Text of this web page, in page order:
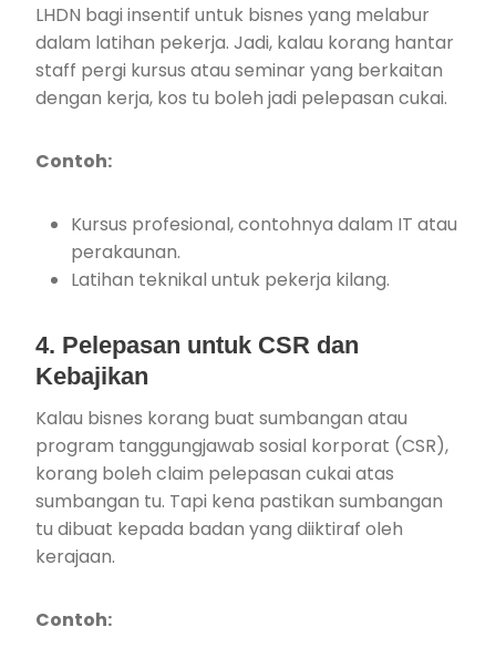
LHDN bagi insentif untuk bisnes yang melabur
dalam latihan pekerja. Jadi, kalau korang hantar
staff pergi kursus atau seminar yang berkaitan
dengan kerja, kos tu boleh jadi pelepasan cukai.
Contoh:
Kursus profesional, contohnya dalam IT atau
perakaunan.
Latihan teknikal untuk pekerja kilang.
4. Pelepasan untuk CSR dan
Kebajikan
Kalau bisnes korang buat sumbangan atau
program tanggungjawab sosial korporat (CSR),
korang boleh claim pelepasan cukai atas
sumbangan tu. Tapi kena pastikan sumbangan
tu dibuat kepada badan yang diiktiraf oleh
kerajaan.
Contoh: